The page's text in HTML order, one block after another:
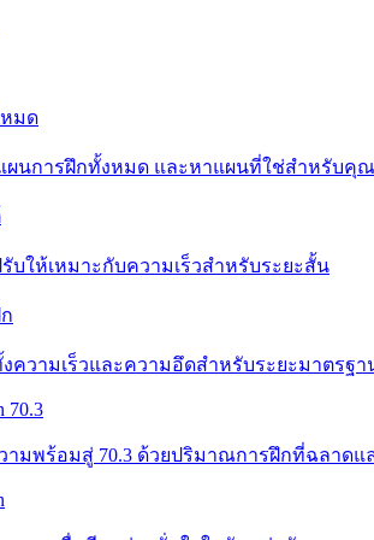
มด
ผนการฝึกทั้งหมด และหาแผนที่ใช่สำหรับคุณ
บให้เหมาะกับความเร็วสำหรับระยะสั้น
ความเร็วและความอึดสำหรับระยะมาตรฐา
70.3
ามพร้อมสู่ 70.3 ด้วยปริมาณการฝึกที่ฉลาดแ